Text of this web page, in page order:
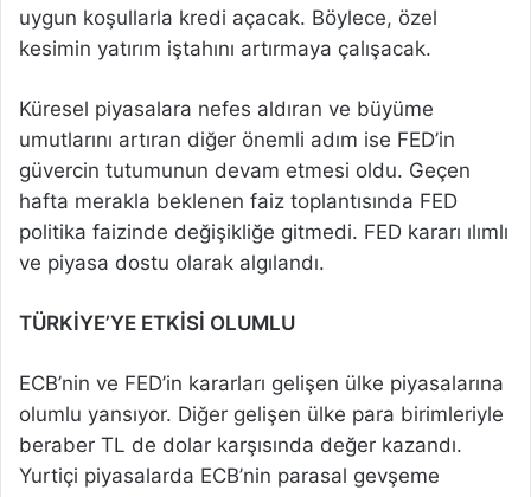
uygun koşullarla kredi açacak. Böylece, özel
kesimin yatırım iştahını artırmaya çalışacak.
Küresel piyasalara nefes aldıran ve büyüme
umutlarını artıran diğer önemli adım ise FED’in
güvercin tutumunun devam etmesi oldu. Geçen
hafta merakla beklenen faiz toplantısında FED
politika faizinde değişikliğe gitmedi. FED kararı ılımlı
ve piyasa dostu olarak algılandı.
TÜRKİYE’YE ETKİSİ OLUMLU
ECB’nin ve FED’in kararları gelişen ülke piyasalarına
olumlu yansıyor. Diğer gelişen ülke para birimleriyle
beraber TL de dolar karşısında değer kazandı.
Yurtiçi piyasalarda ECB’nin parasal gevşeme